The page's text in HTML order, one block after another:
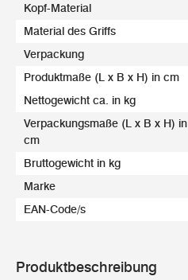
Kopf-Material
Material des Griffs
Verpackung
Produktmaße (L x B x H) in cm
Nettogewicht ca. in kg
Verpackungsmaße (L x B x H) in
cm
Bruttogewicht in kg
Marke
EAN-Code/s
Produktbeschreibung